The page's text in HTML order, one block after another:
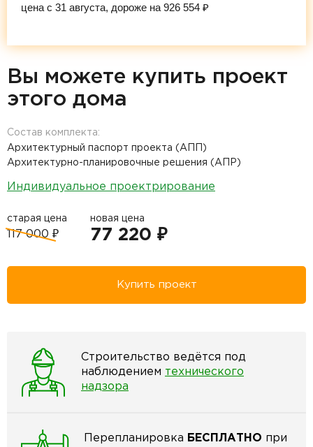
цена с 31 августа, дороже на 926 554 ₽
Вы можете купить проект
этого дома
Состав комплекта:
Архитектурный паспорт проекта (АПП)
Архитектурно-планировочные решения (АПР)
Индивидуальное проектрирование
старая цена
117 000 ₽
новая цена
77 220 ₽
Купить проект
Строительство ведётся под
наблюдением технического
надзора
Перепланировка БЕСПЛАТНО при